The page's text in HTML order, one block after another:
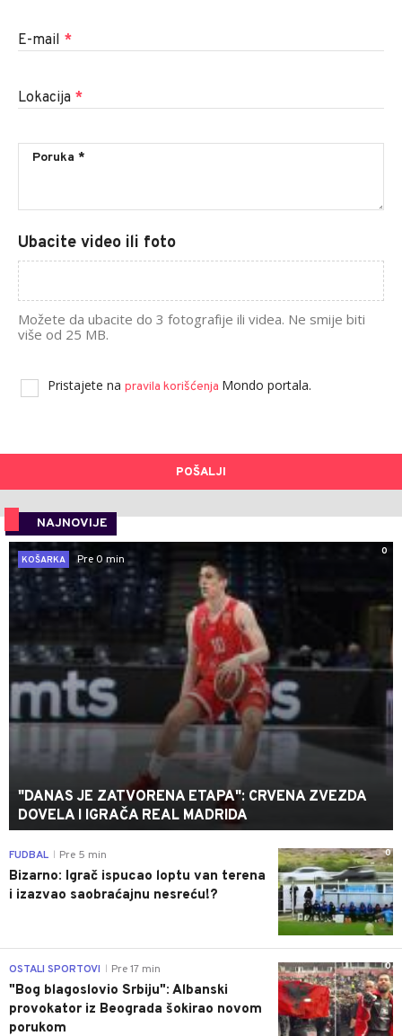
E-mail *
Lokacija *
Ubacite video ili foto
Možete da ubacite do 3 fotografije ili videa. Ne smije biti
više od 25 MB.
Pristajete na pravila korišćenja Mondo portala.
POŠALJI
NAJNOVIJE
0
KOŠARKA
Pre 0 min
"DANAS JE ZATVORENA ETAPA": CRVENA ZVEZDA
DOVELA I IGRAČA REAL MADRIDA
0
FUDBAL Pre 5 min
Bizarno: Igrač ispucao loptu van terena
i izazvao saobraćajnu nesreću!?
0
OSTALI SPORTOVI Pre 17 min
"Bog blagoslovio Srbiju": Albanski
provokator iz Beograda šokirao novom
porukom